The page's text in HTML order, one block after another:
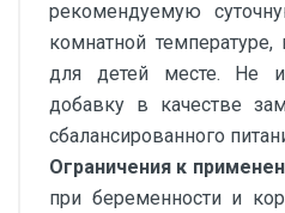
рекомендуемую
комнатной
для детей месте. Не
добавку в качестве
сбалансированного
Ограничения к
при беременности и